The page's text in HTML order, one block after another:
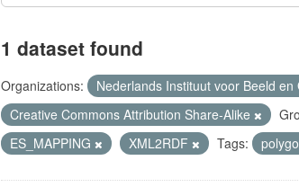
1 dataset found
Organizations: Nederlands Instituut voor Beeld en
Creative Commons Attribution Share-Alike
ES_MAPPING
XML2RDF Tags: